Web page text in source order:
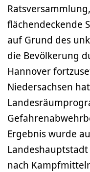
flächendeckende
auf Grund des
die Bevölkerung
Hannover
Niedersachsen
Ergebnis wurde
nach